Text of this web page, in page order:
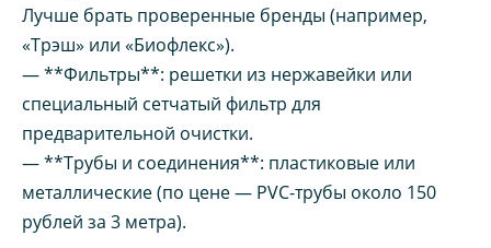
Лучше брать проверенные бренды (например,
«Трэш» или «Биофлекс»).
— **Фильтры**: решетки из нержавейки или
специальный сетчатый фильтр для
предварительной очистки.
— **Трубы и соединения**: пластиковые или
металлические (по цене — PVC-трубы около 150
рублей за 3 метра).